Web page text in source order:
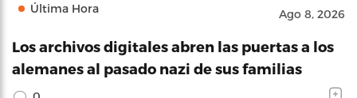
Última Hora Ago 8, 2026
Los archivos digitales abren las puertas a los
alemanes al pasado nazi de sus familias